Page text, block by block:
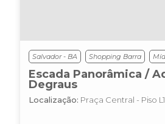
Salvador - BA Shopping Barra
Escada Panorâmica /
Degraus
Localização: Praça Central - Piso